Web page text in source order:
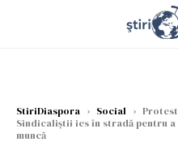
StiriDiaspora › Social › Protest
Sindicaliștii ies în stradă pentru
muncă